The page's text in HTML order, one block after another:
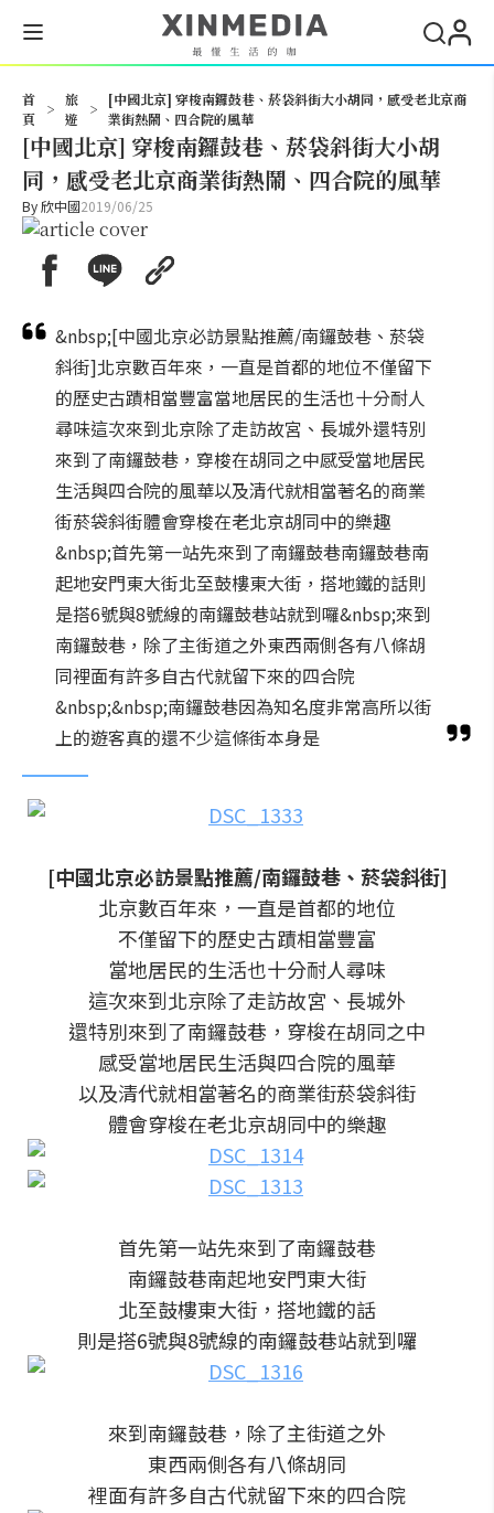
首
頁
>
旅
遊
>
[中國北京] 穿梭南鑼鼓巷、菸袋斜街大小胡同，感受老北京商
業街熱鬧、四合院的風華
[中國北京] 穿梭南鑼鼓巷、菸袋斜街大小胡
同，感受老北京商業街熱鬧、四合院的風華
By欣中國2019/06/25
&nbsp;[中國北京必訪景點推薦/南鑼鼓巷、菸袋
斜街]北京數百年來，一直是首都的地位不僅留下
的歷史古蹟相當豐富當地居民的生活也十分耐人
尋味這次來到北京除了走訪故宮、長城外還特別
來到了南鑼鼓巷，穿梭在胡同之中感受當地居民
生活與四合院的風華以及清代就相當著名的商業
街菸袋斜街體會穿梭在老北京胡同中的樂趣
&nbsp;首先第一站先來到了南鑼鼓巷南鑼鼓巷南
起地安門東大街北至鼓樓東大街，搭地鐵的話則
是搭6號與8號線的南鑼鼓巷站就到囉&nbsp;來到
南鑼鼓巷，除了主街道之外東西兩側各有八條胡
同裡面有許多自古代就留下來的四合院
&nbsp;&nbsp;南鑼鼓巷因為知名度非常高所以街
上的遊客真的還不少這條街本身是
[中國北京必訪景點推薦/南鑼鼓巷、菸袋斜街]
北京數百年來，一直是首都的地位
不僅留下的歷史古蹟相當豐富
當地居民的生活也十分耐人尋味
這次來到北京除了走訪故宮、長城外
還特別來到了南鑼鼓巷，穿梭在胡同之中
感受當地居民生活與四合院的風華
以及清代就相當著名的商業街菸袋斜街
體會穿梭在老北京胡同中的樂趣
首先第一站先來到了南鑼鼓巷
南鑼鼓巷南起地安門東大街
北至鼓樓東大街，搭地鐵的話
則是搭6號與8號線的南鑼鼓巷站就到囉
來到南鑼鼓巷，除了主街道之外
東西兩側各有八條胡同
裡面有許多自古代就留下來的四合院